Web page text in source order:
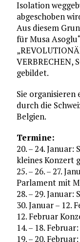
Isolation
abgeschoben
Aus diesem
für Musa
VERBRECHEN,
gebildet.
Sie organisieren
durch die
Belgien.
Termine:
20. – 24.
kleines Konzert
25. – 26. – 27.
Parlament mit
28. – 29. Januar:
30. Januar – 12.
12. Februar
14. – 18.
19. – 20.